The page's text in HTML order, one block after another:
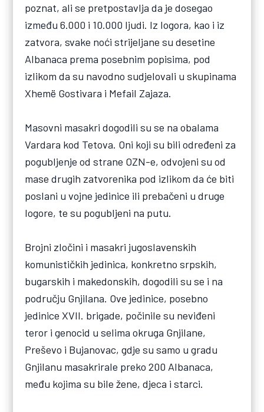
poznat, ali se pretpostavlja da je dosegao
između 6.000 i 10.000 ljudi. Iz logora, kao i iz
zatvora, svake noći strijeljane su desetine
Albanaca prema posebnim popisima, pod
izlikom da su navodno sudjelovali u skupinama
Xhemë Gostivara i Mefail Zajaza.
Masovni masakri dogodili su se na obalama
Vardara kod Tetova. Oni koji su bili određeni za
pogubljenje od strane OZN-e, odvojeni su od
mase drugih zatvorenika pod izlikom da će biti
poslani u vojne jedinice ili prebačeni u druge
logore, te su pogubljeni na putu.
Brojni zločini i masakri jugoslavenskih
komunističkih jedinica, konkretno srpskih,
bugarskih i makedonskih, dogodili su se i na
području Gnjilana. Ove jedinice, posebno
jedinice XVII. brigade, počinile su neviđeni
teror i genocid u selima okruga Gnjilane,
Preševo i Bujanovac, gdje su samo u gradu
Gnjilanu masakrirale preko 200 Albanaca,
među kojima su bile žene, djeca i starci.